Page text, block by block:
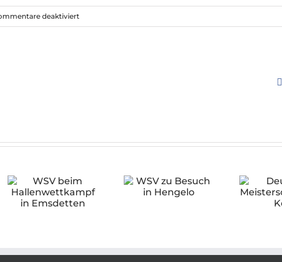
deaktiviertfür
Erfolgreiches
WSV zu Besuch in
Hengelo
Deutsche